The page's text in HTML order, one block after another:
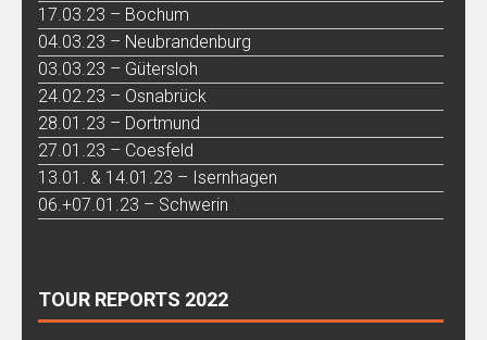
17.03.23 – Bochum
04.03.23 – Neubrandenburg
03.03.23 – Gütersloh
24.02.23 – Osnabrück
28.01.23 – Dortmund
27.01.23 – Coesfeld
13.01. & 14.01.23 – Isernhagen
06.+07.01.23 – Schwerin
TOUR REPORTS 2022